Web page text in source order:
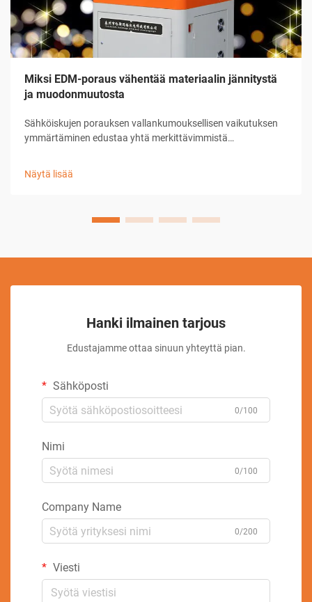
Miksi EDM-poraus vähentää materiaalin jännitystä
ja muodonmuutosta
Sähköiskujen porauksen vallankumouksellisen vaikutuksen
ymmärtäminen edustaa yhtä merkittävimmistä
teollisuudet suhtautuvat esimerkiksi ennen ...
Näytä lisää
Hanki ilmainen tarjous
Edustajamme ottaa sinuun yhteyttä pian.
Sähköposti
0/100
Nimi
0/100
Company Name
0/200
Viesti